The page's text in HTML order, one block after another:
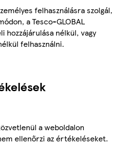
felhasználásra szolgál,
a Tesco-GLOBAL
hozzájárulása nélkül, vagy
felhasználni.
a weboldalon
ellenőrzi az értékeléseket.